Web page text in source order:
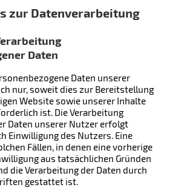
zur Datenverarbeitung
Daten
Daten unserer
nur, soweit dies zur Bereitstellung
Website sowie unserer Inhalte
ist. Die Verarbeitung
Daten unserer Nutzer erfolgt
Einwilligung des Nutzers. Eine
Fällen, in denen eine vorherige
aus tatsächlichen Gründen
die Verarbeitung der Daten durch
gestattet ist.